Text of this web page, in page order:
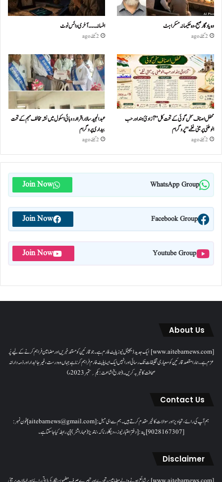
وہ یادگار صبح، وہ حکیمانہ مسکراہٹ
2 گھنٹے ago
افسانہ۔۔۔آخری وائس نوٹ
2 گھنٹے ago
محفل اصناف سخن گوئی کے تحت کل ”آزادئ ہند اور حب
الوطنی پر مبنی نغمے“پروگرام
2 گھنٹے ago
عبدالمجید سالار اقرا اردو ہائی اسکول میں نشہ مخالف مہم کے تحت
بیداری پروگرام
2 گھنٹے ago
WhatsApp Group
Join Now
Facebook Group
Join Now
Youtube Group
Join Now
About Us
[www.aitebarnews.com] ایک جدید ڈیجیٹل نیوز پلیٹ فارم ہے۔ جو قارئین کو مستند خبریں اور مضامین فراہم کرنے کے لیے پُر
عزم ہے۔ ہمارا مقصدقارئین کو معیاری تخلیقات تک رسائی اور انہیں ایک ایسا پلیٹ فارم فراہم کرنا ہے جہاں وہ درست، غیر جانبدار اور ذمہ دارانہ
صحافت کا تجربہ کریں۔( تاریخ اشاعت : یکم؍ ستمبر 2023ء)
Contact Us
ہم آپ کی رائے، تجاویز اور سوالات کا خیرمقدم کرتے ہیں۔ ہم سےای میل: [aitebarnews@gmail.com]فون نمبر:
[9028167307]پتہ: [دفتر اعتبار نیوز، ، دیگلور ناکہ، ناندیڑ(مہاراشٹر) ] پر رابطہ کیا جاسکتا ہے۔
Disclaimer